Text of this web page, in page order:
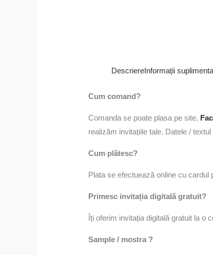
DescriereInformații
Cum comand?
Comanda se poate plasa pe site,
realizăm invitațiile tale. Datele /
Cum plătesc?
Plata se efectuează online cu
Primesc invitația digitală gratuit?
Îți oferim invitația digitală gratuit la o
Sample / mostra ?